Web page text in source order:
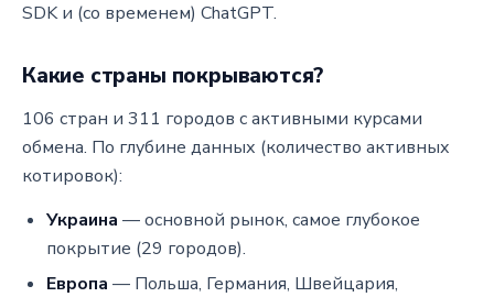
SDK и (со временем) ChatGPT.
Какие страны покрываются?
106 стран и 311 городов с активными курсами
обмена. По глубине данных (количество активных
котировок):
Украина — основной рынок, самое глубокое
покрытие (29 городов).
Европа — Польша, Германия, Швейцария,